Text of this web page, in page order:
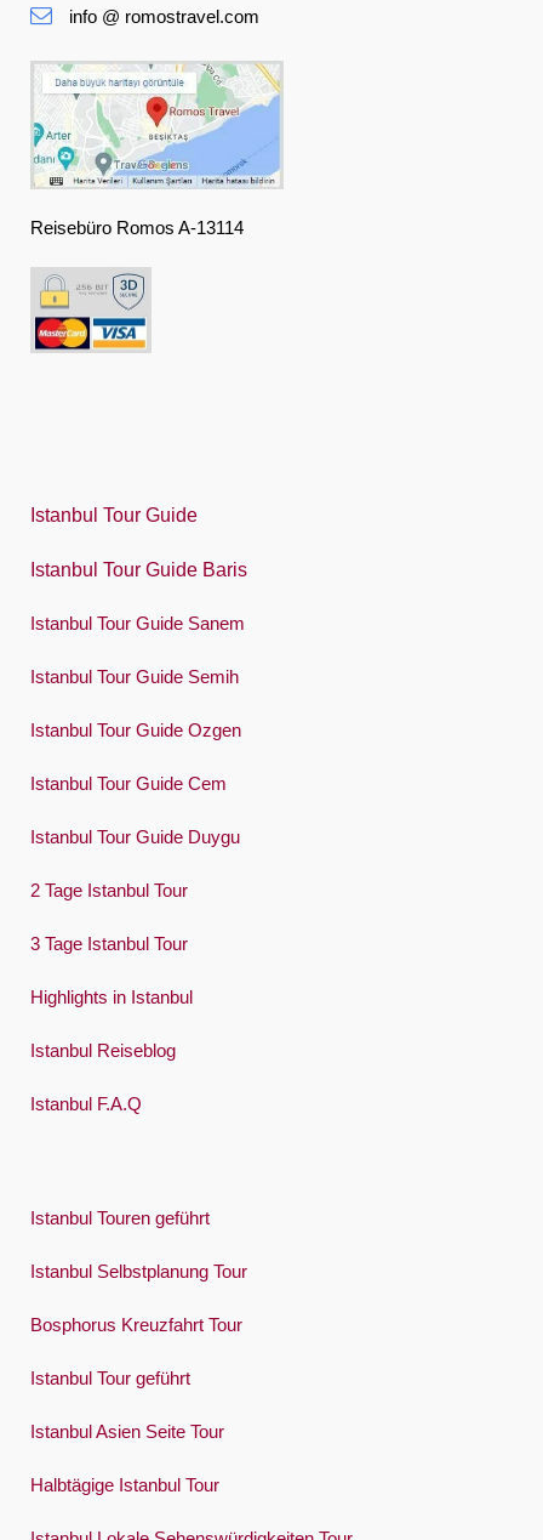
Suomi
Français
Deutsch
Ελληνική
Indonesia
Italiano
Русский
Español
Swedish
info @ romostravel.com
Reisebüro Romos A-13114
Istanbul Tour Guide
Istanbul Tour Guide Baris
Istanbul Tour Guide Sanem
Istanbul Tour Guide Semih
Istanbul Tour Guide Ozgen
Istanbul Tour Guide Cem
Istanbul Tour Guide Duygu
2 Tage Istanbul Tour
3 Tage Istanbul Tour
Highlights in Istanbul
Istanbul Reiseblog
Istanbul F.A.Q
Istanbul Touren geführt
Istanbul Selbstplanung Tour
Bosphorus Kreuzfahrt Tour
Istanbul Tour geführt
Istanbul Asien Seite Tour
Halbtägige Istanbul Tour